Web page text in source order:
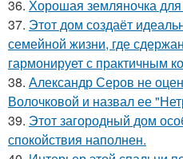
36. Хорошая земляночка
37. Этот дом создаёт
семейной жизни, где
гармонирует с практичным
38. Александр Серов не
Волочковой и назвал ее
39. Этот загородный дом
спокойствия наполнен.